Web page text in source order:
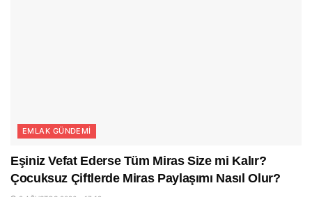
EMLAK GÜNDEMI
Eşiniz Vefat Ederse Tüm Miras Size mi Kalır?
Çocuksuz Çiftlerde Miras Paylaşımı Nasıl Olur?